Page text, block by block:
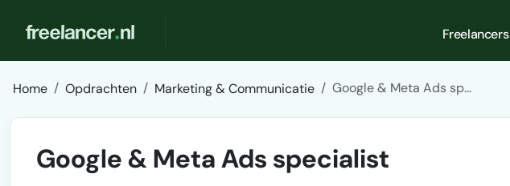
Freelancers
Home Opdrachten Marketing & Communicatie Google & Meta Ads sp...
Google & Meta Ads specialist